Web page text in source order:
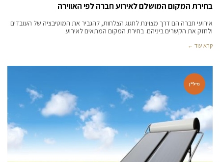
בחירת המקום המושלם לאירוע חברה לפי האווירה
אירועי חברה הם דרך מצוינת לחגוג הצלחות, להגביר את המוטיבציה של העובדים
ולחזק את הקשרים ביניהם. בחירת המקום המתאים לאירוע
קרא עוד ←
נדל"ן